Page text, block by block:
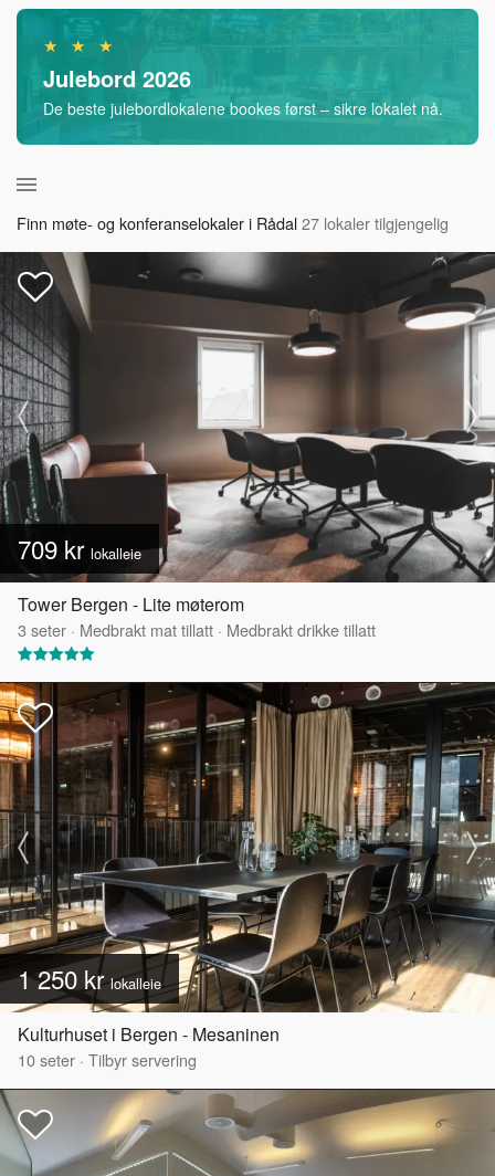
★ ★ ★
Julebord 2026
De beste julebordlokalene bookes først – sikre lokalet nå.
Finn møte- og konferanselokaler i Rådal27 lokaler tilgjengelig
709 kr lokalleie
Tower Bergen - Lite møterom
3 seter · Medbrakt mat tillatt · Medbrakt drikke tillatt
1 250 krlokalleie
Kulturhuset i Bergen - Mesaninen
10seter · Tilbyr servering